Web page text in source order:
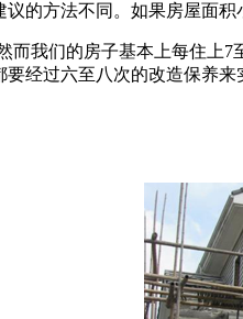
的方法不同。如果房屋面
而我们的房子基本上每住上
经过六至八次的改造保养来